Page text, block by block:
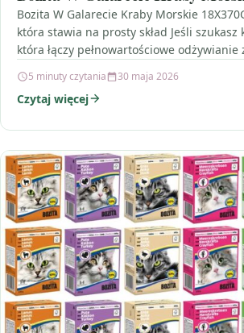
Bozita W Galarecie Kraby Morskie
która stawia na prosty skład Jeśli szukasz
która łączy pełnowartościowe odżywianie
5 minuty czytania 30 maja 2026
Czytaj więcej